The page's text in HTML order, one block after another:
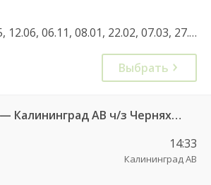
08.03, 01.05, 09.05, 12.06, 06.11, 08.01, 22.02, 07.03, 27.04, 01.05, 08.05, 04.11, 08.01, 30.04, 01.05, 02.05, 07.05, 08.05, 09.05, 11.06, 12.06, 13.06, 04.11
Выбрать
680Э Гусев КДП — Калининград АВ ч/з Черняховск АС
14:33
Калининград АВ